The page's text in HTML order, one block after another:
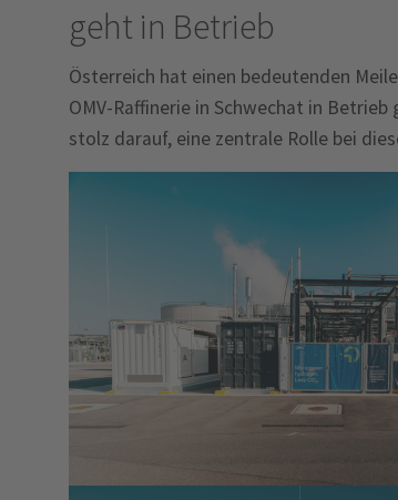
geht in Betrieb
Österreich hat einen bedeutenden
OMV-Raffinerie in Schwechat in
stolz darauf, eine zentrale Rolle bei